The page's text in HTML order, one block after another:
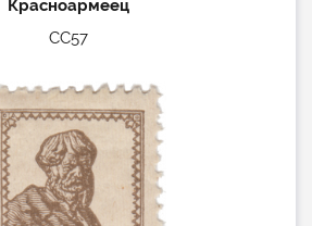
Красноармеец
СС57